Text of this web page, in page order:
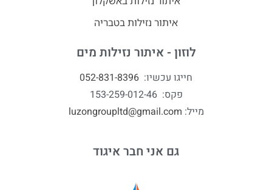
איתור נזילות בטבריה
לוזון - איתור נזילות מים
חייגו עכשיו: 052-831-8396
פקס: 153-259-012-46
מייל: luzongroupltd@gmail.com
גם אני חבר איגוד